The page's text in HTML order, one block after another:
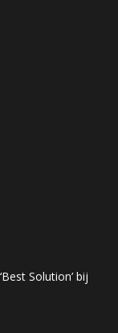
Solution’ bij